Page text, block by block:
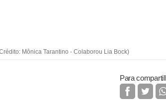
Mônica Tarantino - Colaborou Lia Bock)
Para